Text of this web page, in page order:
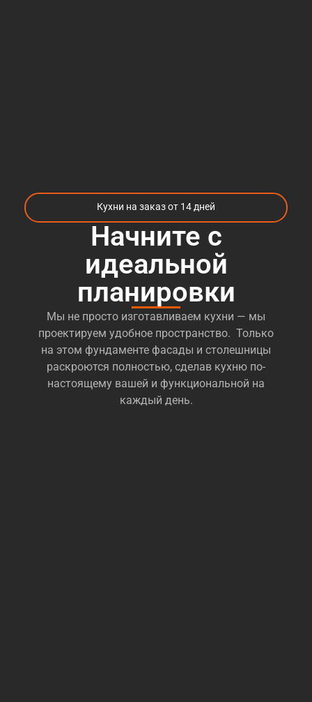
Кухни на заказ от 14 дней
Начните с
идеальной
планировки
Мы не просто изготавливаем кухни — мы
проектируем удобное пространство. Только
на этом фундаменте фасады и столешницы
раскроются полностью, сделав кухню по-
настоящему вашей и функциональной на
каждый день.